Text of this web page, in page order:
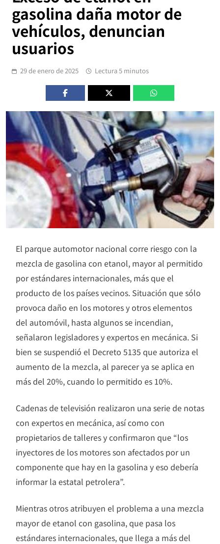
gasolina daña motor de
vehículos, denuncian
usuarios
29 de enero de 2025 Lectura 5 minutos
El parque automotor nacional corre riesgo con la
mezcla de gasolina con etanol, mayor al permitido
por estándares internacionales, más que el
producto de los países vecinos. Situación que sólo
provoca daño en los motores y otros elementos
del automóvil, hasta algunos se incendian,
señalaron legisladores y expertos en mecánica. Si
bien se suspendió el Decreto 5135 que autoriza el
aumento de la mezcla, al parecer ya se aplica en
más del 20%, cuando lo permitido es 10%.
Cadenas de televisión realizaron una serie de notas
con expertos en mecánica, así como con
propietarios de talleres y confirmaron que “los
inyectores de los motores son afectados por un
componente que hay en la gasolina y eso debería
informar la estatal petrolera”.
Mientras otros atribuyen el problema a una mezcla
mayor de etanol con gasolina, que pasa los
estándares internacionales, que llega a más del